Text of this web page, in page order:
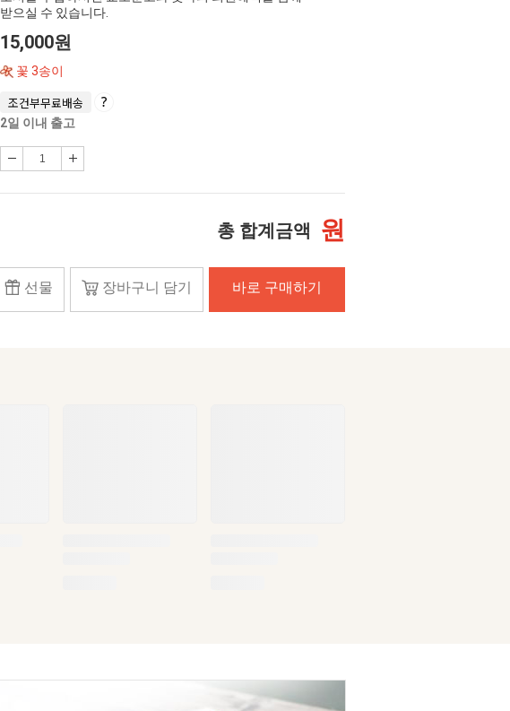
받으실 수 있습니다.
15,000원
꽃 3송이
조건부무료배송
2일 이내 출고
총 합계금액 원
선물 장바구니 담기 바로 구매하기